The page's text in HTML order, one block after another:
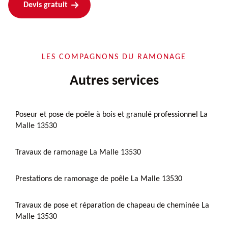
Devis gratuit
LES COMPAGNONS DU RAMONAGE
Autres services
Poseur et pose de poêle à bois et granulé professionnel La
Malle 13530
Travaux de ramonage La Malle 13530
Prestations de ramonage de poêle La Malle 13530
Travaux de pose et réparation de chapeau de cheminée La
Malle 13530